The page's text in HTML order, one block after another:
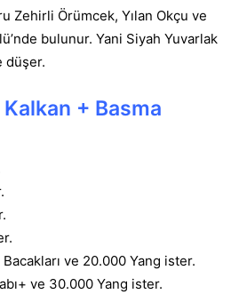
Zehirli Örümcek, Yılan Okçu ve
bulunur. Yani Siyah Yuvarlak
düşer.
+ Basma
ve 20.000 Yang ister.
ve 30.000 Yang ister.